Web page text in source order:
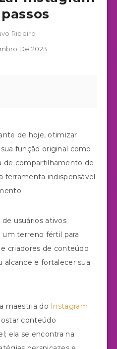
Ribeiro
De 2023
de hoje, otimizar
função original como
de compartilhamento de
ferramenta indispensável
usuários ativos
um terreno fértil para
criadores de conteúdo
alcance e fortalecer sua
maestria do Instagram
conteúdo
ela se encontra na